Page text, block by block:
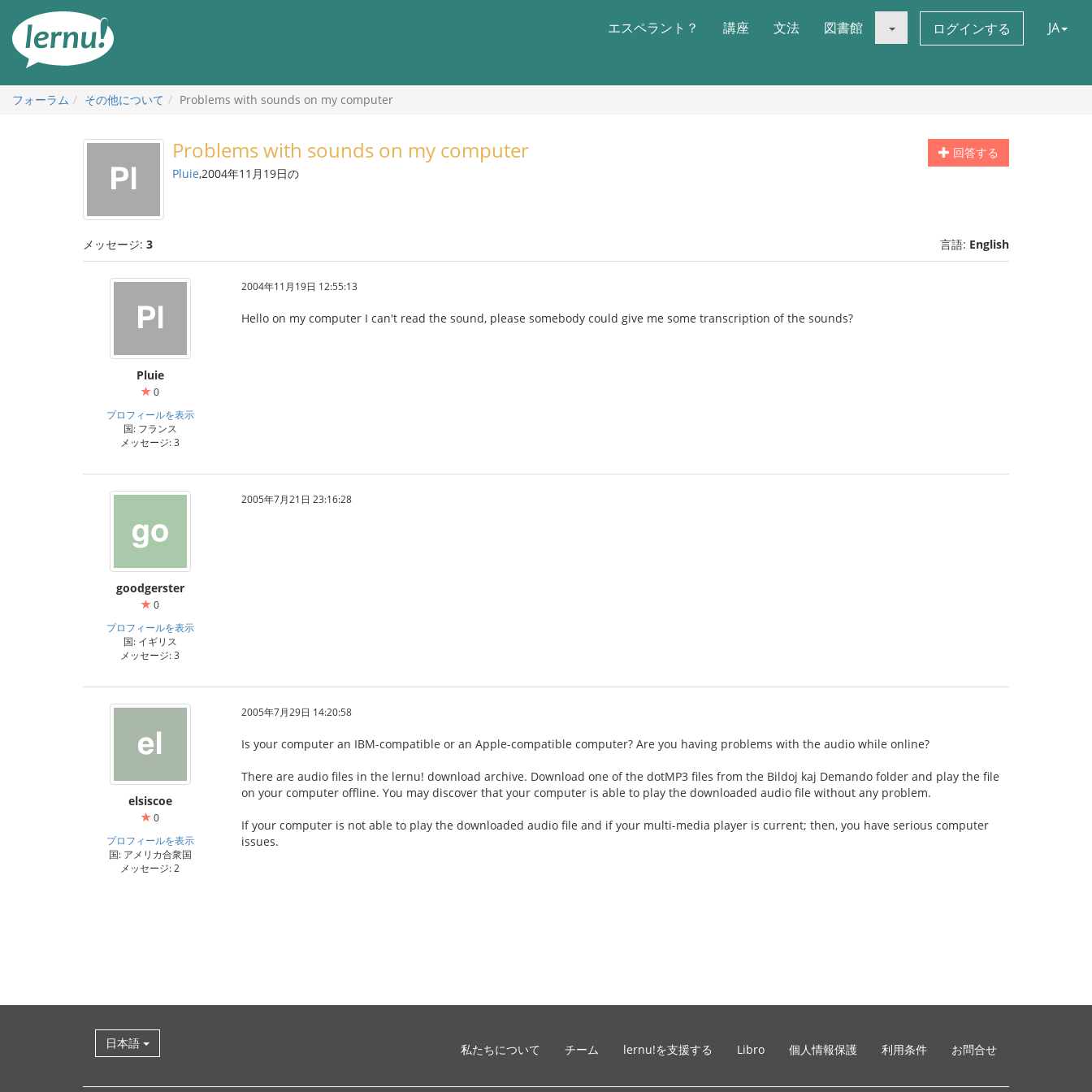
エスペラント？ 講座 文法 図書館 ログインする JA
フォーラム その他について Problems with sounds on my computer
回答する
Problems with sounds on my computer
Pluie,2004年11月19日の
メッセージ: 3 言語: English
Pluie
0
プロフィールを表示
国: フランス
メッセージ: 3
2004年11月19日 12:55:13
Hello on my computer I can't read the sound, please somebody could give me some transcription of the sounds?
goodgerster
0
プロフィールを表示
国: イギリス
メッセージ: 3
2005年7月21日 23:16:28
elsiscoe
0
プロフィールを表示
国: アメリカ合衆国
メッセージ: 2
2005年7月29日 14:20:58
Is your computer an IBM-compatible or an Apple-compatible computer? Are you having problems with the audio while online?
There are audio files in the lernu! download archive. Download one of the dotMP3 files from the Bildoj kaj Demando folder and play the file
on your computer offline. You may discover that your computer is able to play the downloaded audio file without any problem.
If your computer is not able to play the downloaded audio file and if your multi-media player is current; then, you have serious computer
issues.
日本語 私たちについて チーム lernu!を支援する Libro 個人情報保護 利用条件 お問合せ